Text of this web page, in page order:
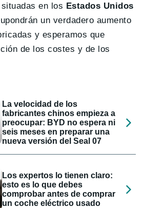
en los Estados Unidos
un verdadero aumento
y esperamos que
de los costes y de los
La velocidad de los
fabricantes chinos empieza a
preocupar: BYD no espera ni
seis meses en preparar una
nueva versión del Seal 07
Los expertos lo tienen claro:
esto es lo que debes
comprobar antes de comprar
un coche eléctrico usado